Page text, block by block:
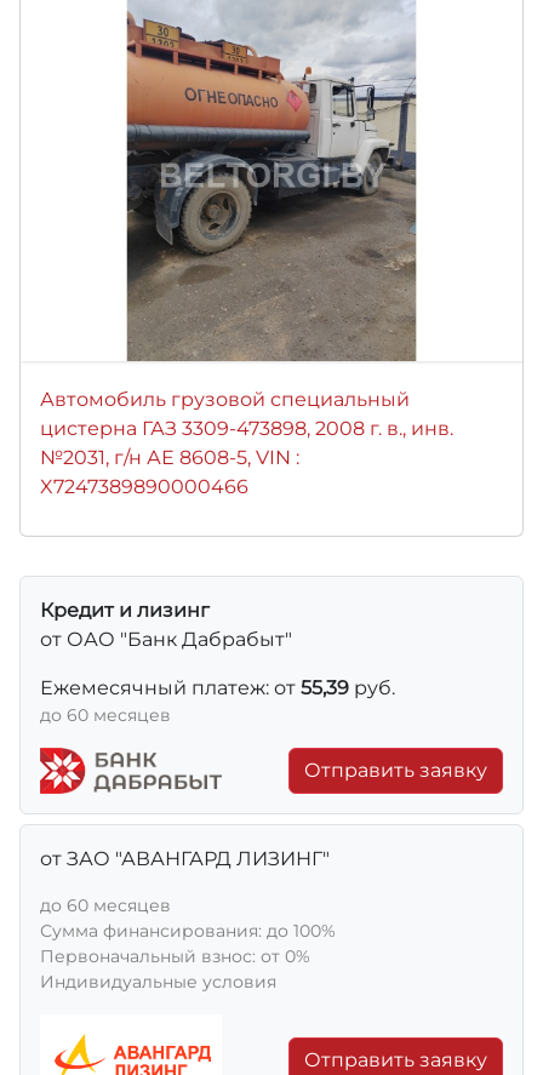
Автомобиль грузовой специальный
цистерна ГАЗ 3309-473898, 2008 г. в., инв.
№2031, г/н АЕ 8608-5, VIN :
X7247389890000466
Кредит и лизинг
от ОАО "Банк Дабрабыт"
Ежемесячный платеж: от 55,39 руб.
до 60 месяцев
Отправить заявку
от ЗАО "АВАНГАРД ЛИЗИНГ"
до 60 месяцев
Сумма финансирования: до 100%
Первоначальный взнос: от 0%
Индивидуальные условия
Отправить заявку